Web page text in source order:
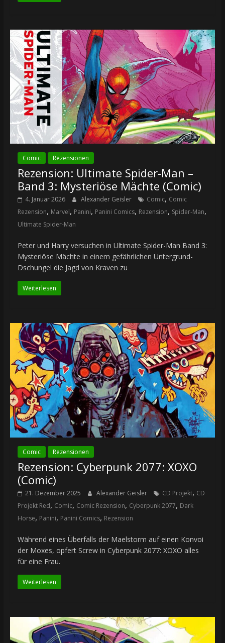
Comic Rezensionen
Rezension: Ultimate Spider-Man –
Band 3: Mysteriöse Mächte (Comic)
4. Januar 2026 Alexander Geisler Comic, Comic
Rezension, Marvel, Panini, Panini Comics, Rezension, Spider-Man,
Ultimate Spider-Man
Peter und Harry versuchen in Ultimate Spider-Man Band 3:
Mysteriöse Mächte in einem gefährlichen Untergrund-
Dschungel die Jagd von Kraven zu
Weiterlesen
Comic Rezensionen
Rezension: Cyberpunk 2077: XOXO
(Comic)
21. Dezember 2025 Alexander Geisler CD Projekt, CD
Projekt Red, Comic, Comic Rezension, Cyberpunk 2077, Dark
Horse, Panini, Panini Comics, Rezension
Während eines Überfalls der Maelstorm auf einen Konvoi
der Moxes, opfert Screw in Cyberpunk 2077: XOXO alles
für eine Frau.
Weiterlesen